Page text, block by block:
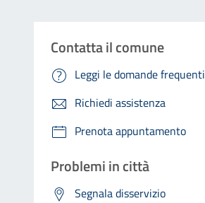
Contatta il comune
Leggi le domande frequenti
Richiedi assistenza
Prenota appuntamento
Problemi in città
Segnala disservizio